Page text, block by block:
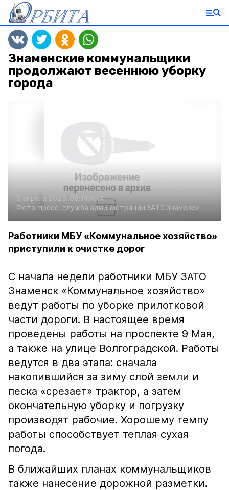
Знаменские коммунальщики
продолжают весеннюю уборку
города
5 апреля 2023, 08:14ЖКХ
Фото: пресс-служба администрации ЗАТО Знаменск
Работники МБУ «Коммунальное хозяйство»
приступили к очистке дорог
С начала недели работники МБУ ЗАТО
Знаменск «Коммунальное хозяйство»
ведут работы по уборке прилотковой
части дороги. В настоящее время
проведены работы на проспекте 9 Мая,
а также на улице Волгоградской. Работы
ведутся в два этапа: сначала
накопившийся за зиму слой земли и
песка «срезает» трактор, а затем
окончательную уборку и погрузку
производят рабочие. Хорошему темпу
работы способствует теплая сухая
погода.
В ближайших планах коммунальщиков
также нанесение дорожной разметки.